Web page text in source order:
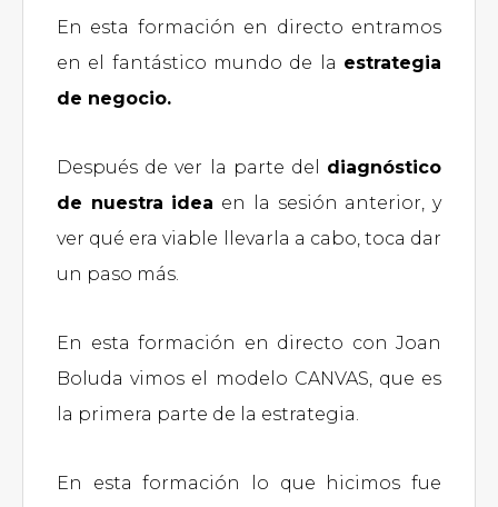
En esta formación en directo entramos
en el fantástico mundo de la estrategia
de negocio.
Después de ver la parte del diagnóstico
de nuestra idea en la sesión anterior, y
ver qué era viable llevarla a cabo, toca dar
un paso más.
En esta formación en directo con Joan
Boluda vimos el modelo CANVAS, que es
la primera parte de la estrategia.
En esta formación lo que hicimos fue